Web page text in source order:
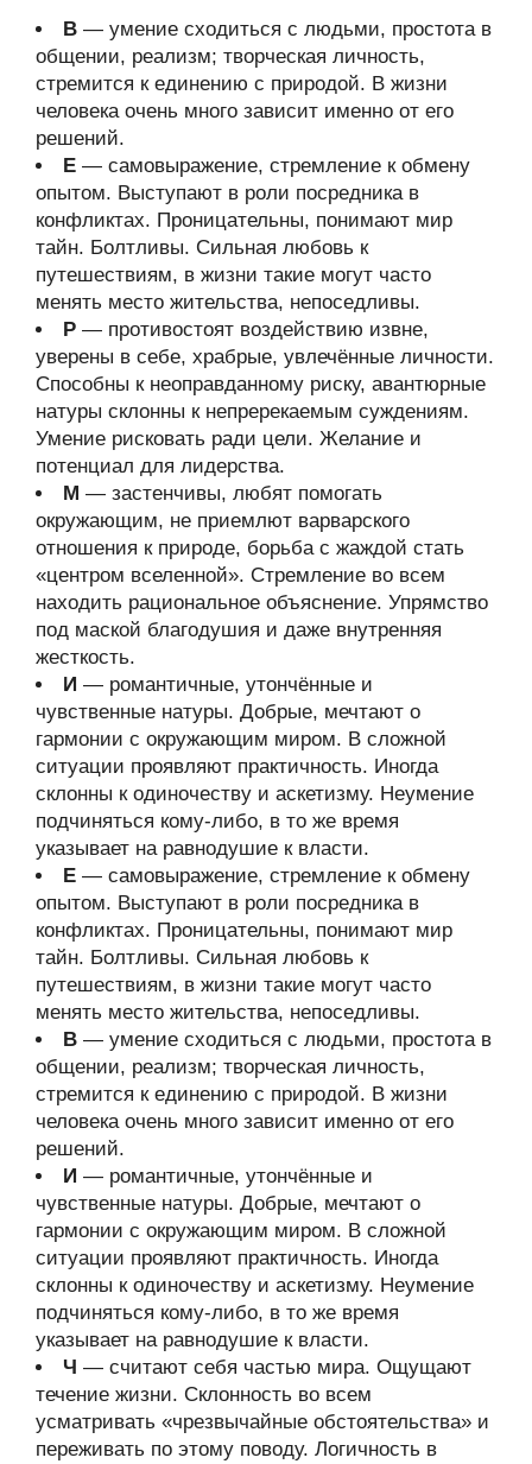
В — умение сходиться с людьми, простота в
общении, реализм; творческая личность,
стремится к единению с природой. В жизни
человека очень много зависит именно от его
решений.
Е — самовыражение, стремление к обмену
опытом. Выступают в роли посредника в
конфликтах. Проницательны, понимают мир
тайн. Болтливы. Сильная любовь к
путешествиям, в жизни такие могут часто
менять место жительства, непоседливы.
Р — противостоят воздействию извне,
уверены в себе, храбрые, увлечённые личности.
Способны к неоправданному риску, авантюрные
натуры склонны к непререкаемым суждениям.
Умение рисковать ради цели. Желание и
потенциал для лидерства.
М — застенчивы, любят помогать
окружающим, не приемлют варварского
отношения к природе, борьба с жаждой стать
«центром вселенной». Стремление во всем
находить рациональное объяснение. Упрямство
под маской благодушия и даже внутренняя
жесткость.
И — романтичные, утончённые и
чувственные натуры. Добрые, мечтают о
гармонии с окружающим миром. В сложной
ситуации проявляют практичность. Иногда
склонны к одиночеству и аскетизму. Неумение
подчиняться кому-либо, в то же время
указывает на равнодушие к власти.
Е — самовыражение, стремление к обмену
опытом. Выступают в роли посредника в
конфликтах. Проницательны, понимают мир
тайн. Болтливы. Сильная любовь к
путешествиям, в жизни такие могут часто
менять место жительства, непоседливы.
В — умение сходиться с людьми, простота в
общении, реализм; творческая личность,
стремится к единению с природой. В жизни
человека очень много зависит именно от его
решений.
И — романтичные, утончённые и
чувственные натуры. Добрые, мечтают о
гармонии с окружающим миром. В сложной
ситуации проявляют практичность. Иногда
склонны к одиночеству и аскетизму. Неумение
подчиняться кому-либо, в то же время
указывает на равнодушие к власти.
Ч — считают себя частью мира. Ощущают
течение жизни. Склонность во всем
усматривать «чрезвычайные обстоятельства» и
переживать по этому поводу. Логичность в